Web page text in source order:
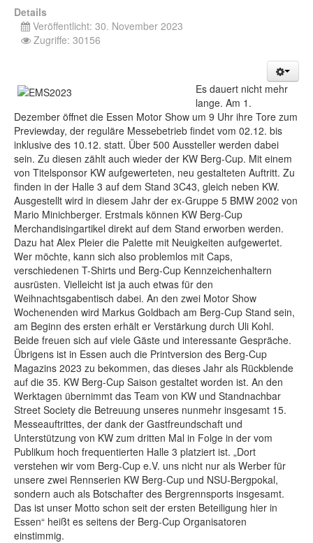
Details
Veröffentlicht: 30. November 2023
Zugriffe: 30156
Es dauert nicht mehr
lange. Am 1.
Dezember öffnet die Essen Motor Show um 9 Uhr ihre Tore zum
Previewday, der reguläre Messebetrieb findet vom 02.12. bis
inklusive des 10.12. statt. Über 500 Aussteller werden dabei
sein. Zu diesen zählt auch wieder der KW Berg-Cup. Mit einem
von Titelsponsor KW aufgewerteten, neu gestalteten Auftritt. Zu
finden in der Halle 3 auf dem Stand 3C43, gleich neben KW.
Ausgestellt wird in diesem Jahr der ex-Gruppe 5 BMW 2002 von
Mario Minichberger. Erstmals können KW Berg-Cup
Merchandisingartikel direkt auf dem Stand erworben werden.
Dazu hat Alex Pleier die Palette mit Neuigkeiten aufgewertet.
Wer möchte, kann sich also problemlos mit Caps,
verschiedenen T-Shirts und Berg-Cup Kennzeichenhaltern
ausrüsten. Vielleicht ist ja auch etwas für den
Weihnachtsgabentisch dabei. An den zwei Motor Show
Wochenenden wird Markus Goldbach am Berg-Cup Stand sein,
am Beginn des ersten erhält er Verstärkung durch Uli Kohl.
Beide freuen sich auf viele Gäste und interessante Gespräche.
Übrigens ist in Essen auch die Printversion des Berg-Cup
Magazins 2023 zu bekommen, das dieses Jahr als Rückblende
auf die 35. KW Berg-Cup Saison gestaltet worden ist. An den
Werktagen übernimmt das Team von KW und Standnachbar
Street Society die Betreuung unseres nunmehr insgesamt 15.
Messeauftrittes, der dank der Gastfreundschaft und
Unterstützung von KW zum dritten Mal in Folge in der vom
Publikum hoch frequentierten Halle 3 platziert ist. „Dort
verstehen wir vom Berg-Cup e.V. uns nicht nur als Werber für
unsere zwei Rennserien KW Berg-Cup und NSU-Bergpokal,
sondern auch als Botschafter des Bergrennsports insgesamt.
Das ist unser Motto schon seit der ersten Beteiligung hier in
Essen“ heißt es seitens der Berg-Cup Organisatoren
einstimmig.